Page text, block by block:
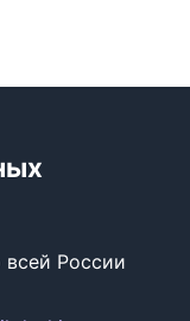
всей России